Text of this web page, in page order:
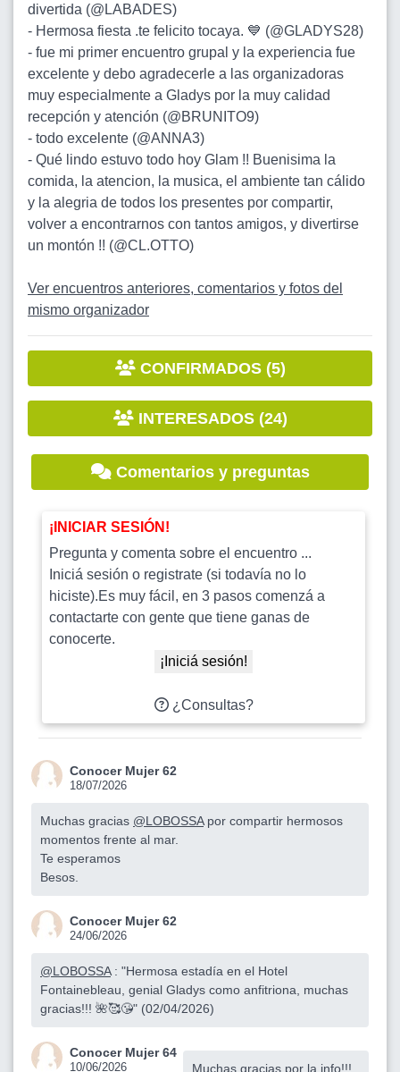
divertida (@LABADES)
- Hermosa fiesta .te felicito tocaya. 💙 (@GLADYS28)
- fue mi primer encuentro grupal y la experiencia fue
excelente y debo agradecerle a las organizadoras
muy especialmente a Gladys por la muy calidad
recepción y atención (@BRUNITO9)
- todo excelente (@ANNA3)
- Qué lindo estuvo todo hoy Glam !! Buenisima la
comida, la atencion, la musica, el ambiente tan cálido
y la alegria de todos los presentes por compartir,
volver a encontrarnos con tantos amigos, y divertirse
un montón !! (@CL.OTTO)
Ver encuentros anteriores, comentarios y fotos del
mismo organizador
CONFIRMADOS (5)
INTERESADOS (24)
Comentarios y preguntas
¡INICIAR SESIÓN!
Pregunta y comenta sobre el encuentro ...
Iniciá sesión o registrate (si todavía no lo
hiciste).Es muy fácil, en 3 pasos comenzá a
contactarte con gente que tiene ganas de
conocerte.
¡Iniciá sesión!
¿Consultas?
Conocer Mujer 62
18/07/2026
Muchas gracias @LOBOSSApor compartir hermosos
momentos frente al mar.
Te esperamos
Besos.
Conocer Mujer 62
24/06/2026
@LOBOSSA: "Hermosa estadía en el Hotel
Fontainebleau, genial Gladys como anfitriona, muchas
gracias!!! 🌺🥰😘" (02/04/2026)
Conocer Mujer 64
10/06/2026 Muchas gracias por la info!!!